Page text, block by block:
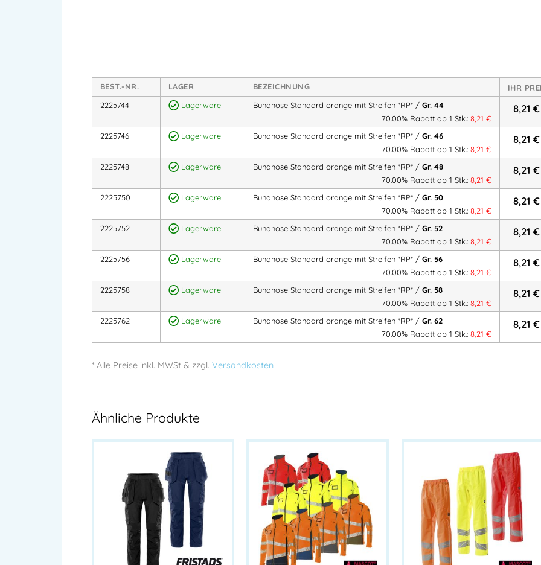
–
Berufsbekleidung,KÜBLER
Berufsbekleidung
Größe 42-44
Herstellerinformationen
Hersteller:
PAUL H. KÜBLER
Bekleidungswerk GmbH. & Co.
Herstelleranschrift:
Adresse:
Jakob-Schüle-Straße 11-25
73655 Plüderhausen –
Mehr Information E-Mail:
Importeur:
Intertex Handels GmbH
Herstelleranschrift:
Waldegg 4
5225 Jeging – AUSTRIA
Mehr Information E-Mail:
BEST.-NR. LAGER BEZEICHNUNG IHR
2225744 Lagerware Bundhose Standard orange mit Streifen *RP* / Gr. 44
70.00% Rabatt ab 1 Stk.:8,21€
8,21 €
2225746 Lagerware Bundhose Standard orange mit Streifen *RP* / Gr. 46
70.00% Rabatt ab 1 Stk.:8,21€
8,21 €
2225748 Lagerware Bundhose Standard orange mit Streifen *RP* / Gr. 48
70.00% Rabatt ab 1 Stk.:8,21€
8,21 €
2225750 Lagerware Bundhose Standard orange mit Streifen *RP* / Gr. 50
70.00% Rabatt ab 1 Stk.:8,21€
8,21 €
2225752 Lagerware Bundhose Standard orange mit Streifen *RP* / Gr. 52
70.00% Rabatt ab 1 Stk.:8,21€
8,21 €
2225756 Lagerware Bundhose Standard orange mit Streifen *RP* / Gr. 56
70.00% Rabatt ab 1 Stk.:8,21€
8,21 €
2225758 Lagerware Bundhose Standard orange mit Streifen *RP* / Gr. 58
70.00% Rabatt ab 1 Stk.:8,21€
8,21 €
2225762 Lagerware Bundhose Standard orange mit Streifen *RP* / Gr. 62
70.00% Rabatt ab 1 Stk.:8,21€
8,21 €
* Alle Preise inkl. MWSt & zzgl. Versandkosten
Ähnliche Produkte